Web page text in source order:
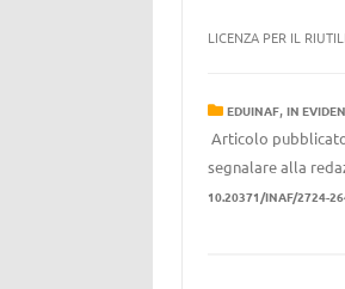
LICENZA PER IL
EDUINAF, IN
Articolo
segnalare alla
10.20371/INAF/2724-